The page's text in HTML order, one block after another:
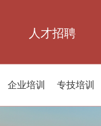
人才招聘
企业培训 专技培训